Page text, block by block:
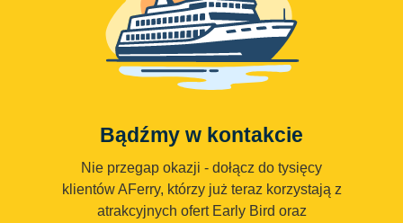
Bądźmy w kontakcie
Nie przegap okazji - dołącz do tysięcy
klientów AFerry, którzy już teraz korzystają z
atrakcyjnych ofert Early Bird oraz